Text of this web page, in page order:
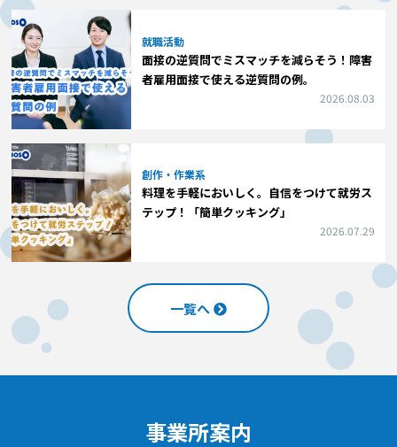
就職活動
面接の逆質問でミスマッチを減らそう！障害
者雇用面接で使える逆質問の例。
2026.08.03
創作・作業系
料理を手軽においしく。自信をつけて就労ス
テップ！「簡単クッキング」
2026.07.29
一覧へ
事業所案内